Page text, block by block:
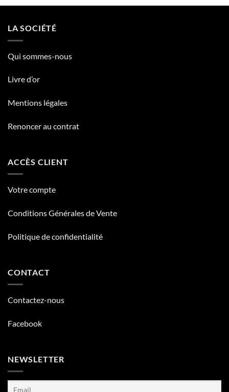
LA SOCIÉTÉ
Qui sommes-nous
Livre d’or
Mentions légales
Renoncer au contrat
ACCÈS CLIENT
Votre compte
Conditions Générales de Vente
Politique de confidentialité
CONTACT
Contactez-nous
Facebook
NEWSLETTER